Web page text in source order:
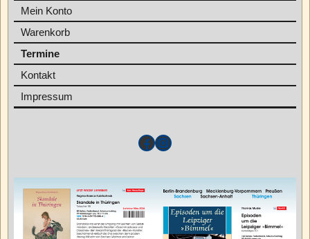
Mein Konto
Warenkorb
Termine
Kontakt
Impressum